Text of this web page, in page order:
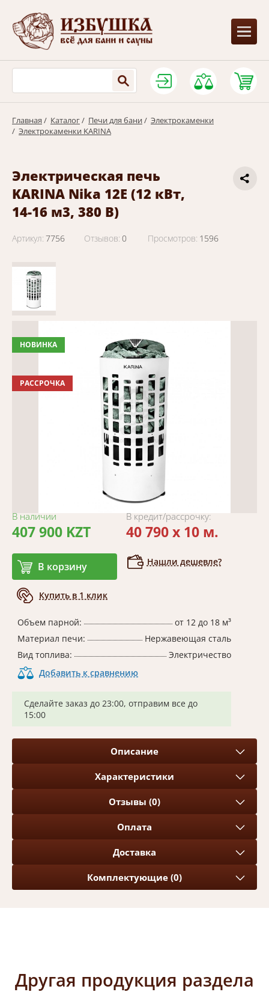
Главная / Каталог/ Печи для бани/ Электрокаменки
/ Электрокаменки KARINA
Электрическая печь
KARINA Nika 12E (12 кВт,
14-16 м3, 380 В)
Артикул: 7756 Отзывов: 0 Просмотров: 1596
НОВИНКА
РАССРОЧКА
В наличии
407 900 KZT
В корзину
Купить в 1 клик
В кредит/рассрочку:
40 790 x 10 м.
Нашли дешевле?
Объем парной:
от 12 до 18 м³
Материал печи:
Нержавеющая сталь
Вид топлива:
Электричество
Добавить к сравнению
Сделайте заказ до 23:00, отправим все до
15:00
Описание
Характеристики
Отзывы (0)
Оплата
Доставка
Комплектующие (0)
Другая продукция раздела